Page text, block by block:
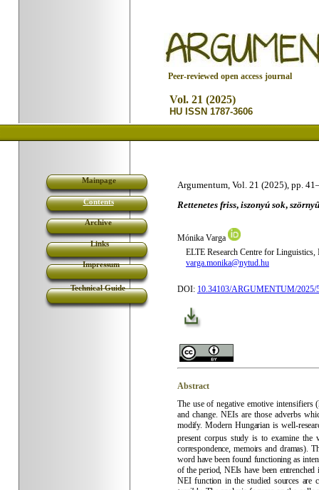
Vol. 21 (2025)
HU ISSN 1787-3606
Peer-reviewed open access journal
Mainpage
Contents
Archive
Links
Impressum
Technical Guide
Argumentum, Vol. 21 (2025), pp. 41
Rettenetes friss, iszonyú sok,
Mónika Varga
ELTE Research Centre for Linguistics,
varga.monika@nytud.hu
DOI: 10.34103/ARGUMENTUM/2025/
Abstract
The use of negative emotive intensifiers
and change. NEIs are those adverbs
modify. Modern Hungarian is well-
present corpus study is to examine the
correspondence, memoirs and dramas).
word have been found functioning as
of the period, NEIs have been
NEI function in the studied sources are